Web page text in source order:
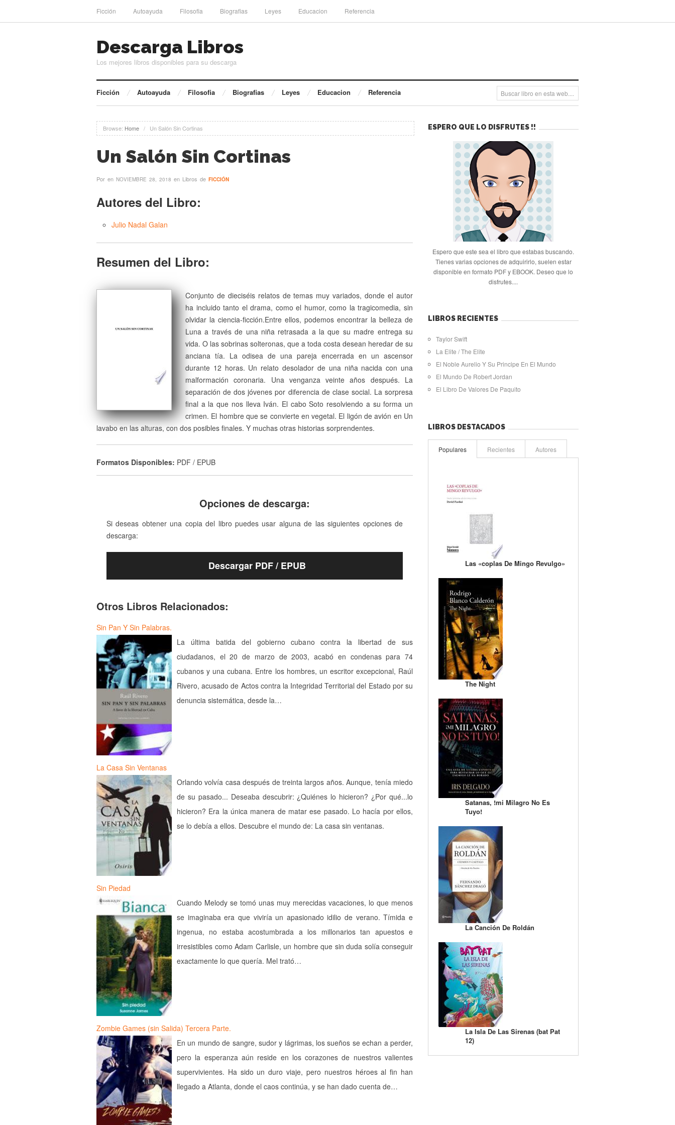
Ficción Autoayuda Filosofia Biografias Leyes Educacion Referencia
Descarga Libros
Los mejores libros disponibles para su descarga
Ficción Autoayuda Filosofia Biografias Leyes Educacion Referencia
Browse: Home / Un Salón Sin Cortinas
Un Salón Sin Cortinas
Por en NOVIEMBRE 28, 2018 en Libros de FICCIÓN
Autores del Libro:
Julio Nadal Galan
Resumen del Libro:
Conjunto de dieciséis relatos de temas muy variados, donde el autor
ha incluido tanto el drama, como el humor, como la tragicomedia, sin
olvidar la ciencia-ficción.Entre ellos, podemos encontrar la belleza de
Luna a través de una niña retrasada a la que su madre entrega su
vida. O las sobrinas solteronas, que a toda costa desean heredar de su
anciana tía. La odisea de una pareja encerrada en un ascensor
durante 12 horas. Un relato desolador de una niña nacida con una
malformación coronaria. Una venganza veinte años después. La
separación de dos jóvenes por diferencia de clase social. La sorpresa
final a la que nos lleva Iván. El cabo Soto resolviendo a su forma un
crimen. El hombre que se convierte en vegetal. El ligón de avión en Un
lavabo en las alturas, con dos posibles finales. Y muchas otras historias sorprendentes.
Formatos Disponibles: PDF / EPUB
Opciones de descarga:
Si deseas obtener una copia del libro puedes usar alguna de las siguientes opciones de
descarga:
Descargar PDF / EPUB
Otros Libros Relacionados:
Sin Pan Y Sin Palabras.
La última batida del gobierno cubano contra la libertad de sus
ciudadanos, el 20 de marzo de 2003, acabó en condenas para 74
cubanos y una cubana. Entre los hombres, un escritor excepcional, Raúl
Rivero, acusado de Actos contra la Integridad Territorial del Estado por su
denuncia sistemática, desde la…
La Casa Sin Ventanas
Orlando volvía casa después de treinta largos años. Aunque, tenía miedo
de su pasado... Deseaba descubrir: ¿Quiénes lo hicieron? ¿Por qué...lo
hicieron? Era la única manera de matar ese pasado. Lo hacía por ellos,
se lo debía a ellos. Descubre el mundo de: La casa sin ventanas.
Sin Piedad
Cuando Melody se tomó unas muy merecidas vacaciones, lo que menos
se imaginaba era que viviría un apasionado idilio de verano. Tímida e
ingenua, no estaba acostumbrada a los millonarios tan apuestos e
irresistibles como Adam Carlisle, un hombre que sin duda solía conseguir
exactamente lo que quería. Mel trató…
Zombie Games (sin Salida) Tercera Parte.
En un mundo de sangre, sudor y lágrimas, los sueños se echan a perder,
pero la esperanza aún reside en los corazones de nuestros valientes
supervivientes. Ha sido un duro viaje, pero nuestros héroes al fin han
llegado a Atlanta, donde el caos continúa, y se han dado cuenta de…
ESPERO QUE LO DISFRUTES !!
Espero que este sea el libro que estabas buscando.
Tienes varias opciones de adquirirlo, suelen estar
disponible en formato PDF y EBOOK. Deseo que lo
disfrutes....
LIBROS RECIENTES
Taylor Swift
La Elite / The Elite
El Noble Aurelio Y Su Principe En El Mundo
El Mundo De Robert Jordan
El Libro De Valores De Paquito
LIBROS DESTACADOS
Populares Recientes Autores
Las «coplas De Mingo Revulgo»
The Night
Satanas, !mi Milagro No Es
Tuyo!
La Canción De Roldán
La Isla De Las Sirenas (bat Pat
12)